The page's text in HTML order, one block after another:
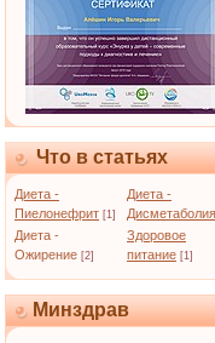
Что в статьях
Диета -
Пиелонефрит [1]
Диета -
Дисметаболия
Диета -
Ожирение [2]
Здоровое
питание [1]
Минздрав